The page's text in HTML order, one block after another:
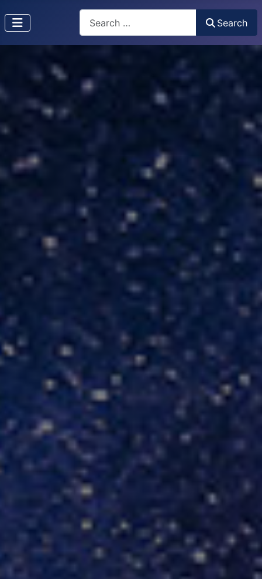
Type 2 or more characters for results.
Search